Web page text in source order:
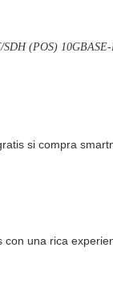
(POS)
si compra
una rica